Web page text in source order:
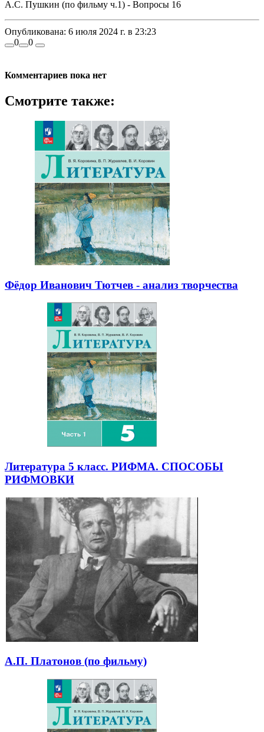
А.С. Пушкин (по фильму ч.1) - Вопросы 16
Опубликована: 6 июля 2024 г. в 23:23
0
0
Комментариев пока нет
Смотрите также:
Фёдор Иванович Тютчев - анализ творчества
Литература 5 класс. РИФМА. СПОСОБЫ
РИФМОВКИ
А.П. Платонов (по фильму)